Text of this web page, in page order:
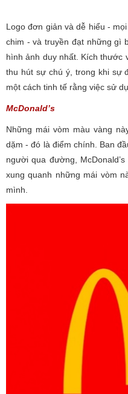
Logo đơn giản và dễ hiểu -
chim - và truyền đạt những gì
hình ảnh duy nhất. Kích thước
thu hút sự chú ý, trong khi sự
một cách tinh tế rằng việc sử
McDonald’s
Những mái vòm màu vàng
dặm - đó là điểm chính. Ban
người qua đường,
xung quanh những mái vòm
mình.